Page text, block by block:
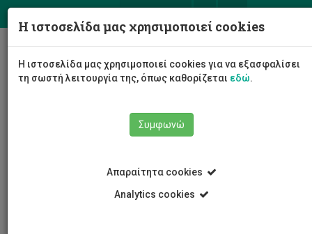
Σύνθεση Συμβουλίου
Νικόλας Τσαπατσούλης
Η ιστοσελίδα μας χρησιμοποιεί cookies
Η ιστοσελίδα μας χρησιμοποιεί cookies για να εξασφαλίσει
τη σωστή λειτουργία της, όπως καθορίζεται εδώ.
Συμφωνώ
Απαραίτητα cookies
Analytics cookies